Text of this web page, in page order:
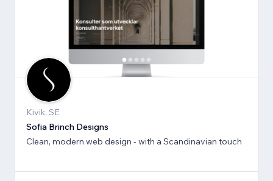
Kivik, SE
Sofia Brinch Designs
Clean, modern web design - with a Scandinavian touch